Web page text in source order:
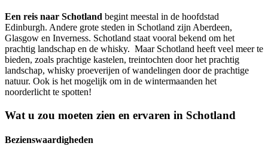
Een reis naar Schotland begint meestal in de hoofdstad
Edinburgh. Andere grote steden in Schotland zijn Aberdeen,
Glasgow en Inverness. Schotland staat vooral bekend om het
prachtig landschap en de whisky. Maar Schotland heeft veel meer te
bieden, zoals prachtige kastelen, treintochten door het prachtig
landschap, whisky proeverijen of wandelingen door de prachtige
natuur. Ook is het mogelijk om in de wintermaanden het
noorderlicht te spotten!
Wat u zou moeten zien en ervaren in Schotland
Bezienswaardigheden